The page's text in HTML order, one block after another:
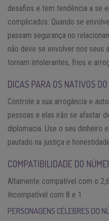
desafios e tem tendência a se
complicados. Quando se
passam segurança no
não deve se envolver nos seus
tornam intolerantes, frios e
DICAS PARA OS NATIVOS
Controle a sua arrogância e
pessoas e elas irão se afastar
diplomacia. Use o seu dinheiro
pautado na justiça e
COMPATIBILIDADE DO
Altamente compatível com o
Incompatível com 8 e 1
PERSONAGENS CÉLEBRES DO